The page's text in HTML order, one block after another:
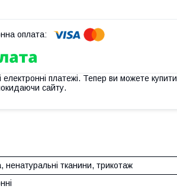
електронні платежі. Тепер ви можете купити
сайту.
ненатуральні тканини, трикотаж